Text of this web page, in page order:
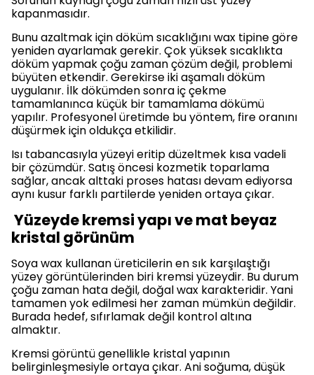
kapanmasıdır.
Bunu azaltmak için döküm sıcaklığını wax tipine göre
yeniden ayarlamak gerekir. Çok yüksek sıcaklıkta
döküm yapmak çoğu zaman çözüm değil, problemi
büyüten etkendir. Gerekirse iki aşamalı döküm
uygulanır. İlk dökümden sonra iç çekme
tamamlanınca küçük bir tamamlama dökümü
yapılır. Profesyonel üretimde bu yöntem, fire oranını
düşürmek için oldukça etkilidir.
Isı tabancasıyla yüzeyi eritip düzeltmek kısa vadeli
bir çözümdür. Satış öncesi kozmetik toparlama
sağlar, ancak alttaki proses hatası devam ediyorsa
aynı kusur farklı partilerde yeniden ortaya çıkar.
Yüzeyde kremsi yapı ve mat beyaz
kristal görünüm
Soya wax kullanan üreticilerin en sık karşılaştığı
yüzey görüntülerinden biri kremsi yüzeydir. Bu durum
çoğu zaman hata değil, doğal wax karakteridir. Yani
tamamen yok edilmesi her zaman mümkün değildir.
Burada hedef, sıfırlamak değil kontrol altına
almaktır.
Kremsi görüntü genellikle kristal yapının
belirginleşmesiyle ortaya çıkar. Ani soğuma, düşük